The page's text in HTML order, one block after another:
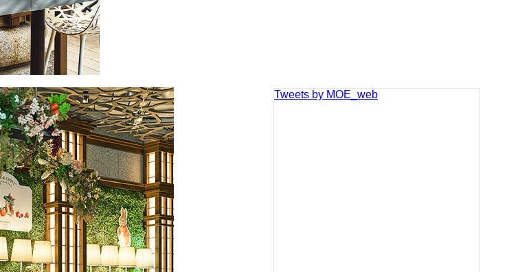
Tweets by MOE_web